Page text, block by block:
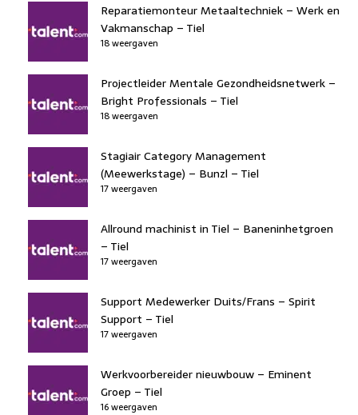
Reparatiemonteur Metaaltechniek – Werk en
Vakmanschap – Tiel
18 weergaven
Projectleider Mentale Gezondheidsnetwerk –
Bright Professionals – Tiel
18 weergaven
Stagiair Category Management
(Meewerkstage) – Bunzl – Tiel
17 weergaven
Allround machinist in Tiel – Baneninhetgroen
– Tiel
17 weergaven
Support Medewerker Duits/Frans – Spirit
Support – Tiel
17 weergaven
Werkvoorbereider nieuwbouw – Eminent
Groep – Tiel
16 weergaven